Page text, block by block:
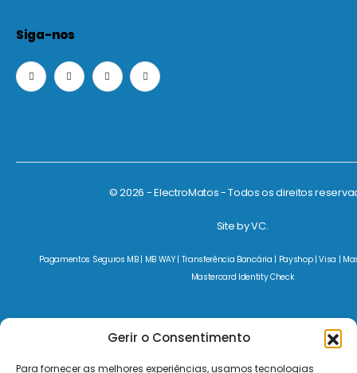
Gerir o Consentimento
Para fornecer as melhores experiências, usamos tecnologias
Siga-nos
© 2026 - ElectroMatos - Todos os direitos
Site by VC.
Pagamentos Seguros MB | MB WAY | Transferência Bancária | Payshop | Visa |
Mastercard Identity Check